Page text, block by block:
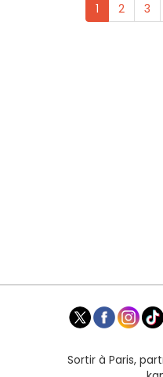
1 2 3
Sortir à Paris,